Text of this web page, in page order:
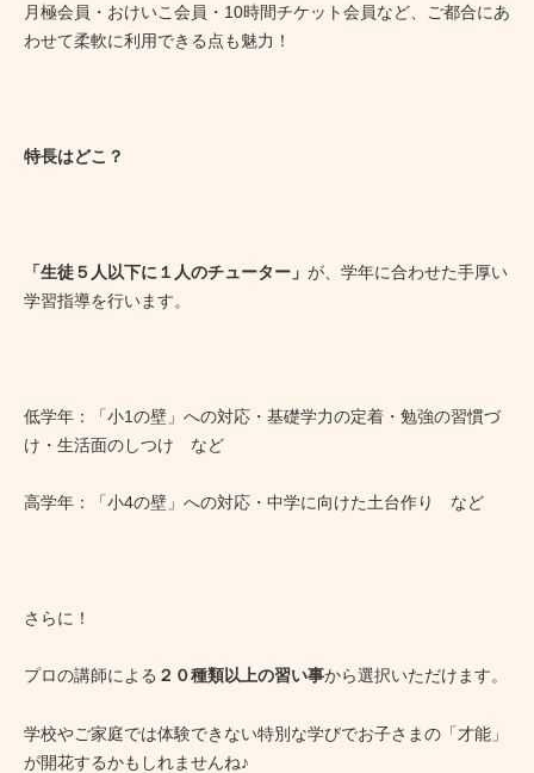
月極会員・おけいこ会員・10時間チケット会員など、ご都合にあ
わせて柔軟に利用できる点も魅力！
特長はどこ？
「生徒５人以下に１人のチューター」 が、学年に合わせた手厚い
学習指導を行います。
低学年：「小1の壁」への対応・基礎学力の定着・勉強の習慣づ
け・生活面のしつけ など
高学年：「小4の壁」への対応・中学に向けた土台作り など
さらに！
プロの講師による ２０種類以上の習い事から選択いただけます。
学校やご家庭では体験できない特別な学びでお子さまの「才能」
が開花するかもしれませんね♪